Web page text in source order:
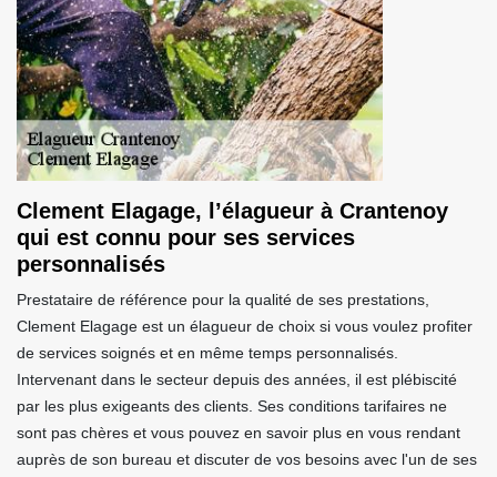
Clement Elagage, l’élagueur à Crantenoy
qui est connu pour ses services
personnalisés
Prestataire de référence pour la qualité de ses prestations,
Clement Elagage est un élagueur de choix si vous voulez profiter
de services soignés et en même temps personnalisés.
Intervenant dans le secteur depuis des années, il est plébiscité
par les plus exigeants des clients. Ses conditions tarifaires ne
sont pas chères et vous pouvez en savoir plus en vous rendant
auprès de son bureau et discuter de vos besoins avec l'un de ses